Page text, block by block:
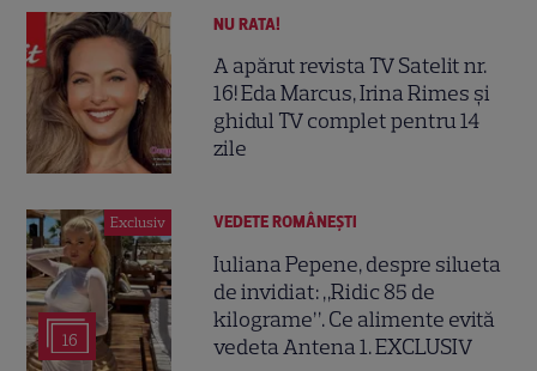
NU RATA!
A apărut revista TV Satelit nr.
16! Eda Marcus, Irina Rimes și
ghidul TV complet pentru 14
zile
Exclusiv
16
VEDETE ROMÂNEŞTI
Iuliana Pepene, despre silueta
de invidiat: „Ridic 85 de
kilograme”. Ce alimente evită
vedeta Antena 1. EXCLUSIV